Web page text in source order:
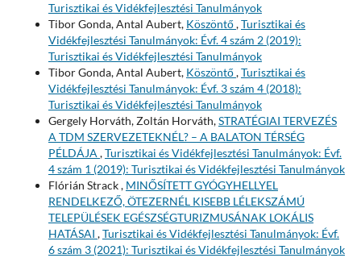
Turisztikai és Vidékfejlesztési Tanulmányok
Tibor Gonda, Antal Aubert, Köszöntő,Turisztikai és
Vidékfejlesztési Tanulmányok: Évf. 4 szám 2 (2019):
Turisztikai és Vidékfejlesztési Tanulmányok
Tibor Gonda, Antal Aubert, Köszöntő,Turisztikai és
Vidékfejlesztési Tanulmányok: Évf. 3 szám 4 (2018):
Turisztikai és Vidékfejlesztési Tanulmányok
Gergely Horváth, Zoltán Horváth,STRATÉGIAI TERVEZÉS
A TDM SZERVEZETEKNÉL? – A BALATON TÉRSÉG
PÉLDÁJA ,Turisztikai és Vidékfejlesztési Tanulmányok: Évf.
4 szám 1 (2019): Turisztikai és Vidékfejlesztési Tanulmányok
Flórián Strack , MINŐSÍTETT GYÓGYHELLYEL
RENDELKEZŐ, ÖTEZERNÉL KISEBB LÉLEKSZÁMÚ
TELEPÜLÉSEK EGÉSZSÉGTURIZMUSÁNAK LOKÁLIS
HATÁSAI ,Turisztikai és Vidékfejlesztési Tanulmányok: Évf.
6 szám 3 (2021): Turisztikai és Vidékfejlesztési Tanulmányok